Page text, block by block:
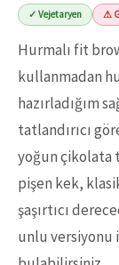
✓ Vejetaryen ⚠
Hurmalı fit
kullanmadan
hazırladığım
tatlandırıcı
yoğun çikolata
pişen kek,
şaşırtıcı
unlu versiyonu